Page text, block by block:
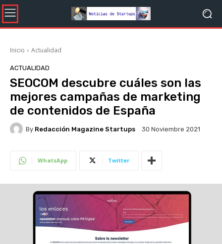
Inicio Actualidad
ACTUALIDAD
SEOCOM descubre cuáles son las
mejores campañas de marketing
de contenidos de España
By Redacción Magazine Startups 30 Noviembre 2021
WhatsApp Twitter